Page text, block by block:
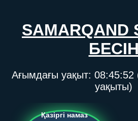
SAMARQAND
БЕСІН
Ағымдағы уақыт: 08:45:52
уақыты)
Қазіргі намаз